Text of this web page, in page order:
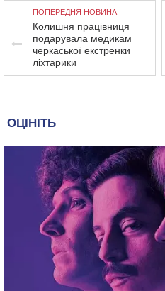
ПОПЕРЕДНЯ НОВИНА
Колишня працівниця
подарувала медикам
черкаської екстренки
ліхтарики